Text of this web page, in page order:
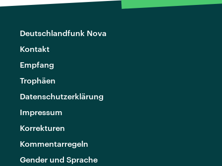
Deutschlandfunk Nova
Kontakt
Empfang
Trophäen
Datenschutzerklärung
Impressum
Korrekturen
Kommentarregeln
Gender und Sprache